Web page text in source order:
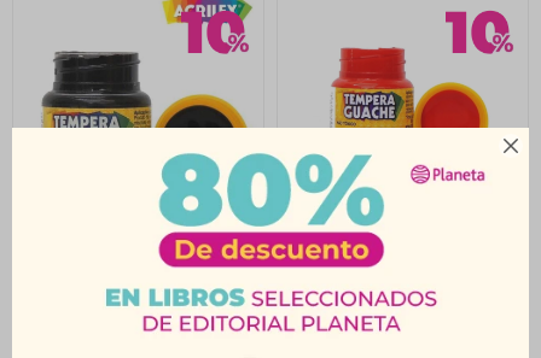

Témpera 15Ml Negro
Acrilex
$ 25
Témpera 15Ml Rojo
Acrilex
$ 23